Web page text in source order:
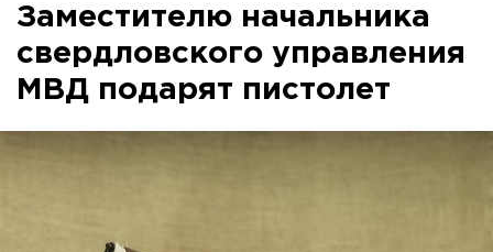
Заместителю начальника
свердловского управления
МВД подарят пистолет